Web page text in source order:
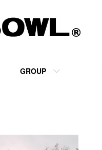
GROUP